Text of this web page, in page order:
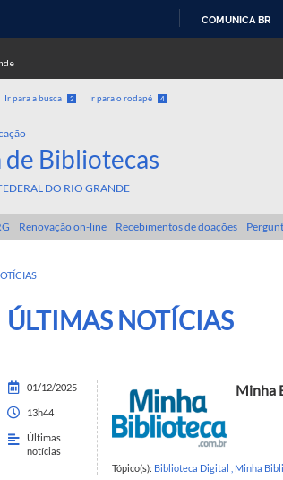
COMUNICA BR
Ir para a busca 3 Ir para o rodapé 4
de Bibliotecas
DO RIO GRANDE
Renovação on-line Recebimentos de doações
ÚLTIMAS NOTÍCIAS
01/12/2025
13h44
Últimas
notícias
Minha
Tópico(s): Biblioteca Digital Minha